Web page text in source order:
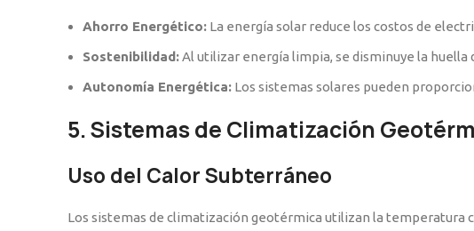
Ahorro Energético: La energía solar reduce los costos de
Sostenibilidad:Al utilizar energía limpia, se disminuye la
Autonomía Energética: Los sistemas solares pueden
5. Sistemas de Climatización
Uso del Calor Subterráneo
Los sistemas de climatización geotérmica utilizan la